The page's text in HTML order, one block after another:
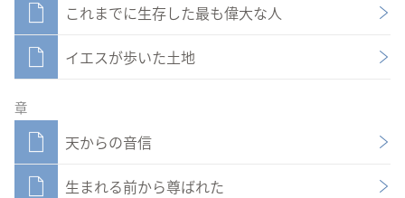
これまでに生存した最も偉大な人
イエスが歩いた土地
章
天からの音信
生まれる前から尊ばれた